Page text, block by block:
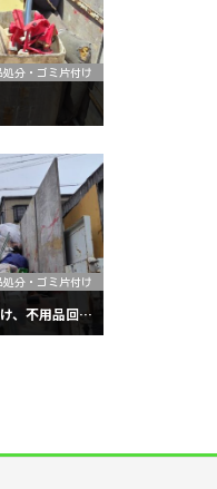
処分・ゴミ片付け
処分・ゴミ片付け
大阪府岸和田市へお家の片付け、不用品回収に行ってきました。